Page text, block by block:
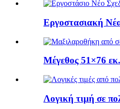
Εργοστασιακή
Μέγεθος 51×76
Λογική τιμή σε